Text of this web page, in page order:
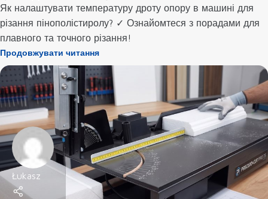
Як налаштувати температуру дроту опору в машині для
різання пінополістиролу? ✓ Ознайомтеся з порадами для
плавного та точного різання!
Продовжувати читання
Łukasz